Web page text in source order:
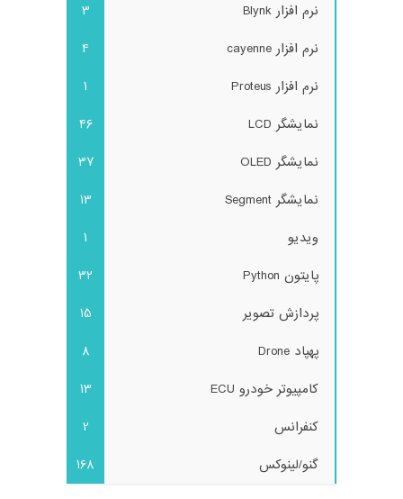
نرم افزار Blynk
3
نرم افزار cayenne
4
نرم افزار Proteus
1
نمایشگر LCD
46
نمایشگر OLED
37
نمایشگر Segment
13
ویدیو
1
پایتون Python
32
پردازش تصویر
15
پهپاد Drone
8
کامپیوتر خودرو ECU
13
کنفرانس
2
گنو/لینوکس
168